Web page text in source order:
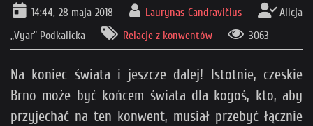
14:44, 28 maja 2018 Laurynas Candravičius
Alicja
„Vyar” Podkalicka
Relacje z konwentów 3063
Na koniec świata i jeszcze dalej! Istotnie, czeskie
Brno może być końcem świata dla kogoś, kto, aby
przyjechać na ten konwent, musiał przebyć łącznie